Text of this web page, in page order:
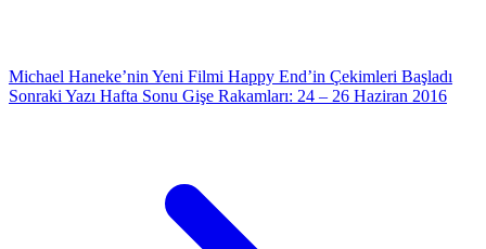
Michael Haneke’nin Yeni Filmi Happy End’in Çekimleri Başladı
Sonraki Yazı Hafta Sonu Gişe Rakamları: 24 – 26 Haziran 2016